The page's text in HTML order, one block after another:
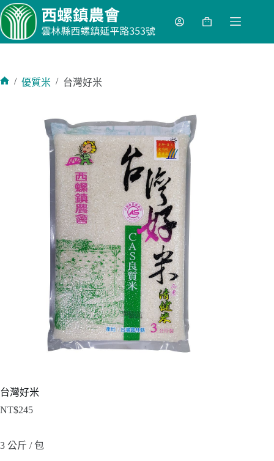
跳
至
主
容
購
物
/ 優質米 / 台灣好米
台灣好米
NT$245
3 公斤 / 包